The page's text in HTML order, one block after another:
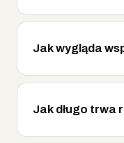
Jak wygląda
Jak długo trwa